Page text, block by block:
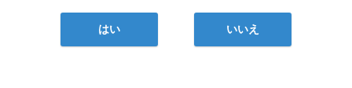
はい いいえ